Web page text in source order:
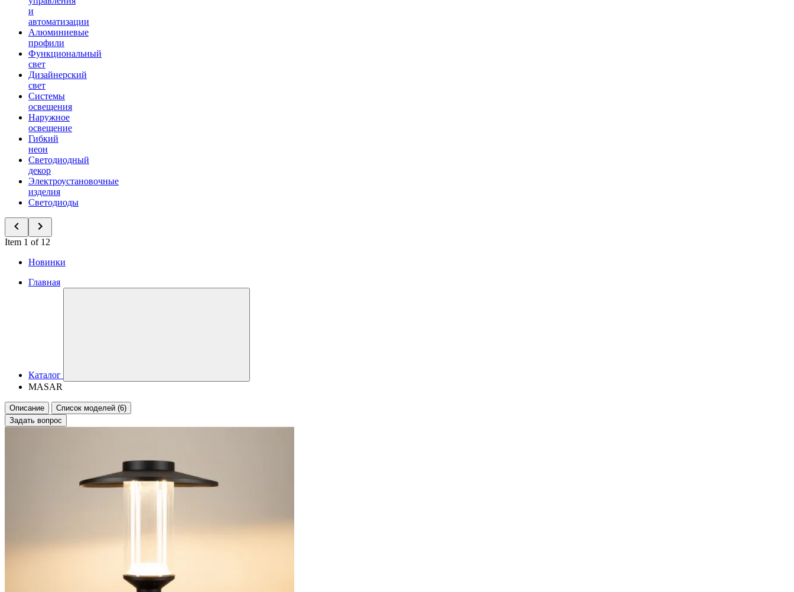
и
автоматизации
Алюминиевые
профили
Функциональный
свет
Дизайнерский
свет
Системы
освещения
Наружное
освещение
Гибкий
неон
Светодиодный
декор
Электроустановочные
изделия
Светодиоды
Item 1 of 12
Новинки
Главная
Каталог
MASAR
Описание
Список моделей (6)
Задать вопрос